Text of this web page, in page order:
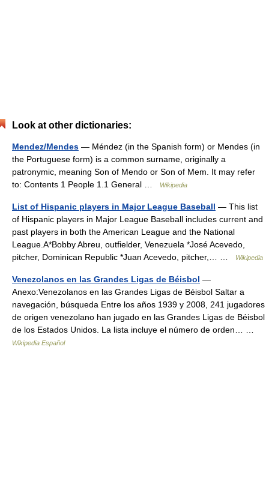
Look at other dictionaries:
Mendez/Mendes — Méndez (in the Spanish form) or Mendes (in
the Portuguese form) is a common surname, originally a
patronymic, meaning Son of Mendo or Son of Mem. It may refer
to: Contents 1 People 1.1 General …
Wikipedia
List of Hispanic players in Major League Baseball — This list
of Hispanic players in Major League Baseball includes current and
past players in both the American League and the National
League.A*Bobby Abreu, outfielder, Venezuela *José Acevedo,
pitcher, Dominican Republic *Juan Acevedo, pitcher,… …
Wikipedia
Venezolanos en las Grandes Ligas de Béisbol —
Anexo:Venezolanos en las Grandes Ligas de Béisbol Saltar a
navegación, búsqueda Entre los años 1939 y 2008, 241 jugadores
de origen venezolano han jugado en las Grandes Ligas de Béisbol
de los Estados Unidos. La lista incluye el número de orden… …
Wikipedia Español